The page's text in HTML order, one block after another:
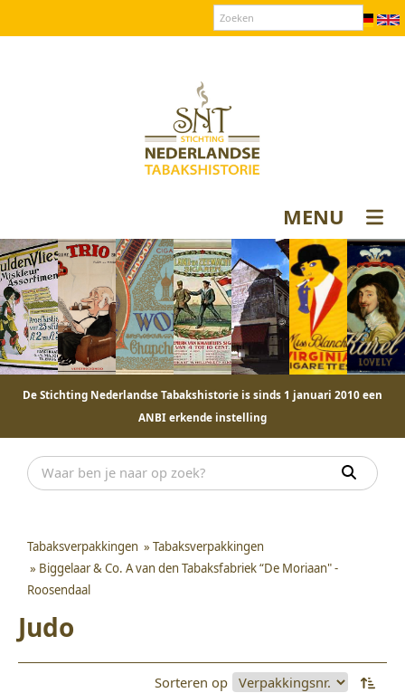
MENU
De Stichting Nederlandse Tabakshistorie is sinds 1 januari 2010 een
ANBI erkende instelling
Tabaksverpakkingen » Tabaksverpakkingen
» Biggelaar & Co. A van den Tabaksfabriek “De Moriaan" -
Roosendaal
Judo
Sorteren op